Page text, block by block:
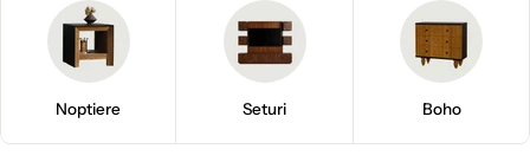
Noptiere Seturi Boho